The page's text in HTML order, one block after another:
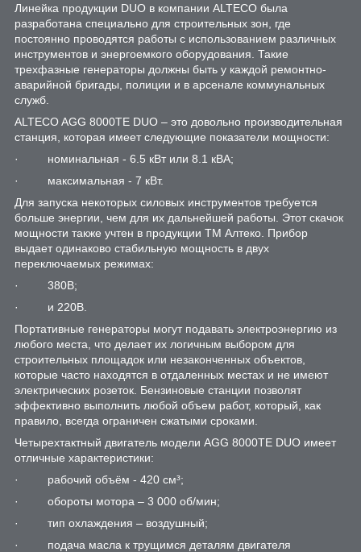
Линейка продукции DUO в компании ALTECO была
разработана специально для строительных зон, где
постоянно проводятся работы с использованием различных
инструментов и энергоемкого оборудования. Такие
трехфазные генераторы должны быть у каждой ремонтно-
аварийной бригады, полиции и в арсенале коммунальных
служб.
ALTECO AGG 8000TE DUO – это довольно производительная
станция, которая имеет следующие показатели мощности:
· номинальная - 6.5 кВт или 8.1 кВА;
· максимальная - 7 кВт.
Для запуска некоторых силовых инструментов требуется
больше энергии, чем для их дальнейшей работы. Этот скачок
мощности также учтен в продукции ТМ Алтеко. Прибор
выдает одинаково стабильную мощность в двух
переключаемых режимах:
· 380В;
· и 220В.
Портативные генераторы могут подавать электроэнергию из
любого места, что делает их логичным выбором для
строительных площадок или незаконченных объектов,
которые часто находятся в отдаленных местах и не имеют
электрических розеток. Бензиновые станции позволят
эффективно выполнить любой объем работ, который, как
правило, всегда ограничен сжатыми сроками.
Четырехтактный двигатель модели AGG 8000TE DUO имеет
отличные характеристики:
· рабочий объём - 420 см³;
· обороты мотора – 3 000 об/мин;
· тип охлаждения – воздушный;
· подача масла к трущимся деталям двигателя